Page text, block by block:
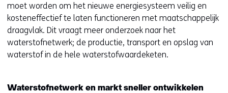
moet worden om het nieuwe energiesysteem veilig en
kosteneffectief te laten functioneren met maatschappelijk
draagvlak. Dit vraagt meer onderzoek naar het
waterstofnetwerk; de productie, transport en opslag van
waterstof in de hele waterstofwaardeketen.
Waterstofnetwerk en markt sneller ontwikkelen